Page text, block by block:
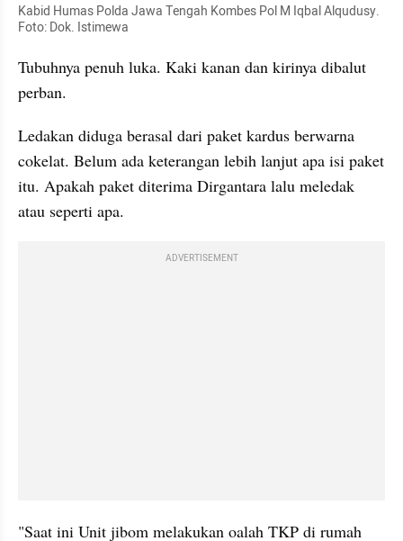
Kabid Humas Polda Jawa Tengah Kombes Pol M Iqbal Alqudusy.
Foto: Dok. Istimewa
Tubuhnya penuh luka. Kaki kanan dan kirinya dibalut
perban.
Ledakan diduga berasal dari paket kardus berwarna
cokelat. Belum ada keterangan lebih lanjut apa isi paket
itu. Apakah paket diterima Dirgantara lalu meledak
atau seperti apa.
ADVERTISEMENT
"Saat ini Unit jibom melakukan oalah TKP di rumah